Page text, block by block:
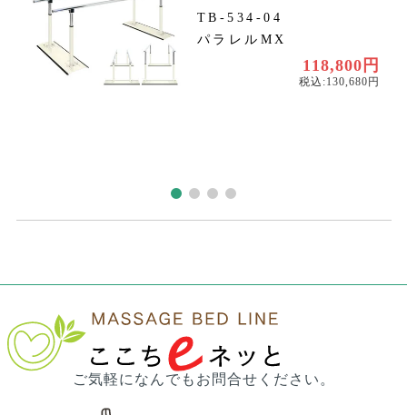
TB-534-04
パラレルMX
118,800円
税込:130,680円
ご気軽になんでもお問合せください。